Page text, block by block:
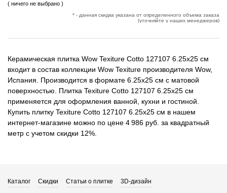
( ничего не выбрано )
* - данная скидка указана от определенного объема заказа
(уточняйте у наших менеджеров)
Керамическая плитка Wow Texiture Cotto 127107 6.25x25 см
входит в состав коллекции Wow Texiture производителя Wow,
Испания. Производится в формате 6.25x25 см с матовой
поверхностью. Плитка Texiture Cotto 127107 6.25x25 см
применяется для оформления ванной, кухни и гостиной.
Купить плитку Texiture Cotto 127107 6.25x25 см в нашем
интернет-магазине можно по цене 4 986 руб. за квадратный
метр с учетом скидки 12%.
Каталог Скидки Статьи о плитке 3D-дизайн